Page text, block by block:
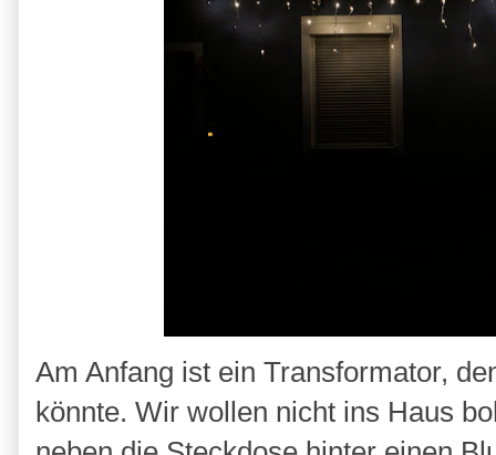
Am Anfang ist ein Transformator,
könnte. Wir wollen nicht ins Haus